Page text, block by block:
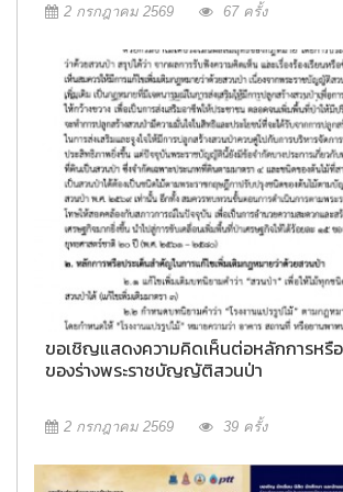
2 กรกฎาคม 2569 67 ครั้ง
ขอเชิญแสดงความคิดเห็นต่อหลักการหรื
ของร่างพระราชบัญญัติสวนป่า
2 กรกฎาคม 2569 39 ครั้ง